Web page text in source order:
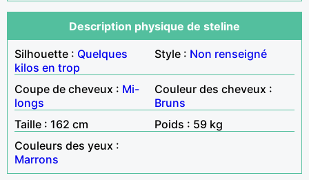
Description physique de steline
Silhouette : Quelques
kilos en trop
Style : Non renseigné
Coupe de cheveux : Mi-
longs
Couleur des cheveux :
Bruns
Taille : 162 cm
Poids : 59 kg
Couleurs des yeux :
Marrons